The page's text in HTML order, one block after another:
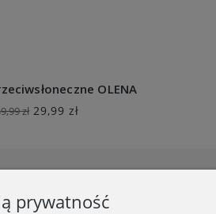
OLENA
29,99 zł
zł
prywatność